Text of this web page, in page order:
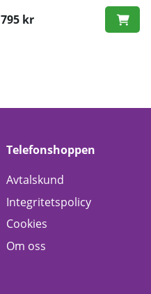
795 kr
Telefonshoppen
Avtalskund
Integritetspolicy
Cookies
Om oss